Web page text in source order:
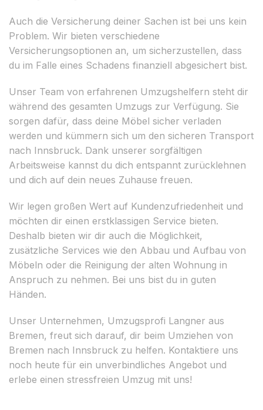
Auch die Versicherung deiner Sachen ist bei uns kein
Problem. Wir bieten verschiedene
Versicherungsoptionen an, um sicherzustellen, dass
du im Falle eines Schadens finanziell abgesichert bist.
Unser Team von erfahrenen Umzugshelfern steht dir
während des gesamten Umzugs zur Verfügung. Sie
sorgen dafür, dass deine Möbel sicher verladen
werden und kümmern sich um den sicheren Transport
nach Innsbruck. Dank unserer sorgfältigen
Arbeitsweise kannst du dich entspannt zurücklehnen
und dich auf dein neues Zuhause freuen.
Wir legen großen Wert auf Kundenzufriedenheit und
möchten dir einen erstklassigen Service bieten.
Deshalb bieten wir dir auch die Möglichkeit,
zusätzliche Services wie den Abbau und Aufbau von
Möbeln oder die Reinigung der alten Wohnung in
Anspruch zu nehmen. Bei uns bist du in guten
Händen.
Unser Unternehmen, Umzugsprofi Langner aus
Bremen, freut sich darauf, dir beim Umziehen von
Bremen nach Innsbruck zu helfen. Kontaktiere uns
noch heute für ein unverbindliches Angebot und
erlebe einen stressfreien Umzug mit uns!